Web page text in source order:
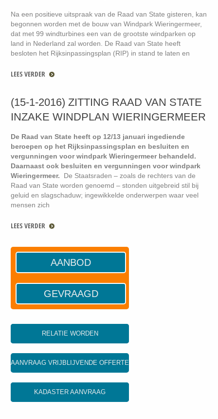
Na een positieve uitspraak van de Raad van State gisteren, kan
begonnen worden met de bouw van Windpark Wieringermeer,
dat met 99 windturbines een van de grootste windparken op
land in Nederland zal worden. De Raad van State heeft
besloten het Rijksinpassingsplan (RIP) in stand te laten en
LEES VERDER
(15-1-2016) ZITTING RAAD VAN STATE
INZAKE WINDPLAN WIERINGERMEER
De Raad van State heeft op 12/13 januari ingediende
beroepen op het Rijksinpassingsplan en besluiten en
vergunningen voor windpark Wieringermeer behandeld.
Daarnaast ook besluiten en vergunningen voor windpark
Wieringermeer.
De Staatsraden – zoals de rechters van de
Raad van State worden genoemd – stonden uitgebreid stil bij
geluid en slagschaduw; ingewikkelde onderwerpen waar veel
mensen zich
LEES VERDER
AANBOD
GEVRAAGD
RELATIE WORDEN
AANVRAAG VRIJBLIJVENDE OFFERTE
KADASTER AANVRAAG